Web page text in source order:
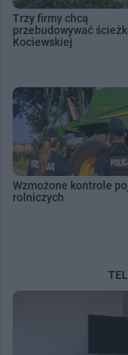
Trzy firmy chcą
przebudowywać
Kociewskiej
Wzmożone kontrole
rolniczych